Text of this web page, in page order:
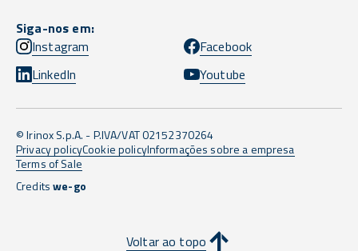
Siga-nos em:
Instagram
Facebook
LinkedIn
Youtube
© Irinox S.p.A. - P.IVA/VAT 02152370264
Privacy policyCookie policyInformações sobre a empresa
Terms of Sale
Creditswe-go
Voltar ao topo